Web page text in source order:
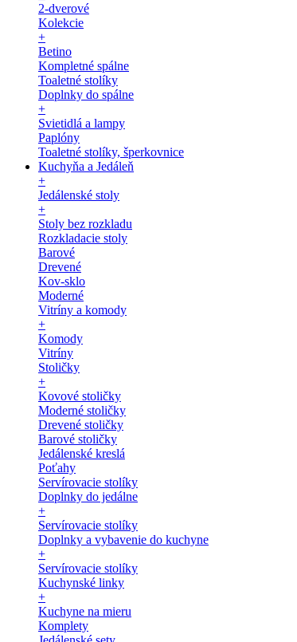
2-dverové
Kolekcie
+
Betino
Kompletné spálne
Toaletné stolíky
Doplnky do spálne
+
Svietidlá a lampy
Paplóny
Toaletné stolíky, šperkovnice
Kuchyňa a Jedáleň
+
Jedálenské stoly
+
Stoly bez rozkladu
Rozkladacie stoly
Barové
Drevené
Kov-sklo
Moderné
Vitríny a komody
+
Komody
Vitríny
Stoličky
+
Kovové stoličky
Moderné stoličky
Drevené stoličky
Barové stoličky
Jedálenské kreslá
Poťahy
Servírovacie stolíky
Doplnky do jedálne
+
Servírovacie stolíky
Doplnky a vybavenie do kuchyne
+
Servírovacie stolíky
Kuchynské linky
+
Kuchyne na mieru
Komplety